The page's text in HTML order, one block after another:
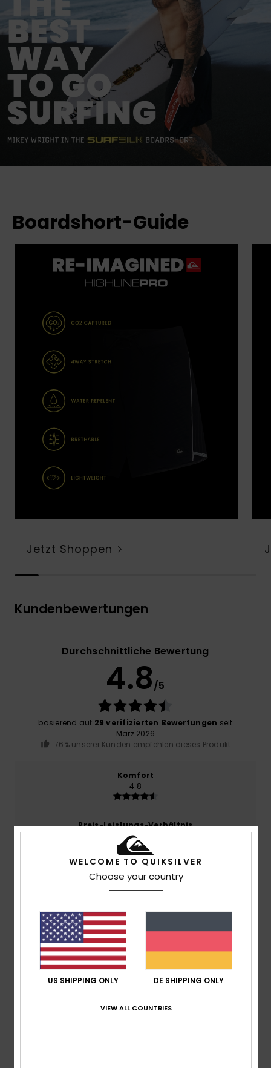
Boardshort-Guide
Jetzt Shoppen
Kundenbewertungen
Durchschnittliche Bewertung
4.8/5
basierend auf 29 verifizierten Bewertungen seit
März 2026
76% unserer Kunden empfehlen dieses Produkt
Komfort
4.8
Preis-Leistungs-Verhältnis
4.4
Größe
Zu groß
Material
Farbe
5/5
WELCOME TO QUIKSILVER
Choose your country
US SHIPPING ONLY DE SHIPPING ONLY
VIEW ALL COUNTRIES